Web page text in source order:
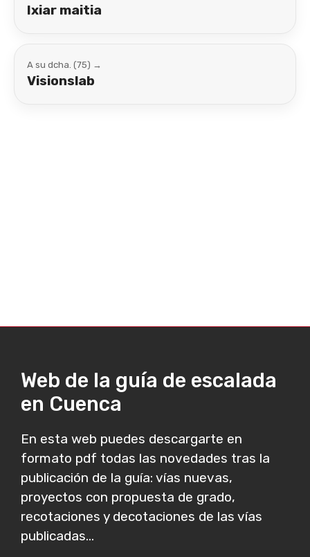
Ixiar maitia
A su dcha. (75) →
Visionslab
Web de la guía de escalada
en Cuenca
En esta web puedes descargarte en
formato pdf todas las novedades tras la
publicación de la guía: vías nuevas,
proyectos con propuesta de grado,
recotaciones y decotaciones de las vías
publicadas...